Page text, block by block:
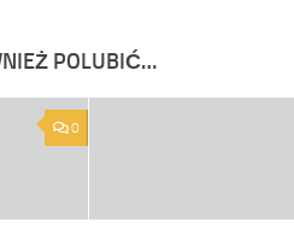
POLUBIĆ…
0